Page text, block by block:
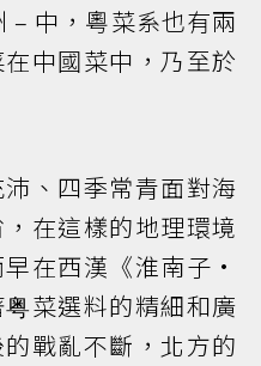
– 中，粵菜系也有兩
中國菜中，乃至於
、四季常青面對海
在這樣的地理環境
在西漢《淮南子·
菜選料的精細和廣
戰亂不斷，北方的